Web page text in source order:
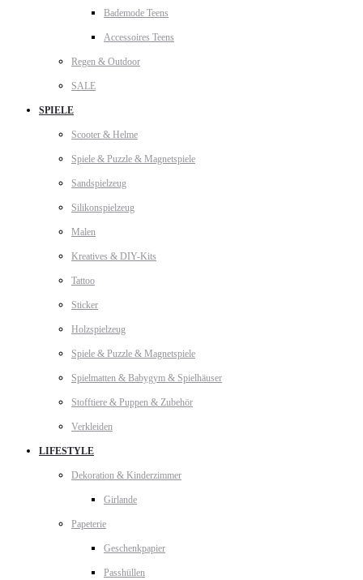
Bademode Teens
Accessoires Teens
Regen & Outdoor
SALE
SPIELE
Scooter & Helme
Spiele & Puzzle & Magnetspiele
Sandspielzeug
Silikonspielzeug
Malen
Kreatives & DIY-Kits
Tattoo
Sticker
Holzspielzeug
Spiele & Puzzle & Magnetspiele
Spielmatten & Babygym & Spielhäuser
Stofftiere & Puppen & Zubehör
Verkleiden
LIFESTYLE
Dekoration & Kinderzimmer
Girlande
Papeterie
Geschenkpapier
Passhüllen